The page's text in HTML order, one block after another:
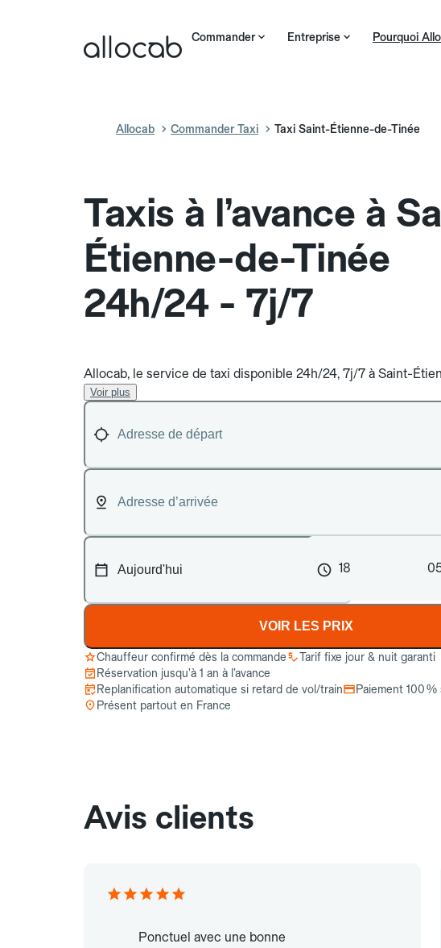
Commander Entreprise Pourquoi
Allocab Commander Taxi Taxi Saint-Étienne-de-Tinée
Taxis à l’avance à
Étienne-de-Tinée
24h/24 - 7j/7
Allocab, le service de taxi disponible 24h/24, 7j/7 à Saint-
Voir plus
18
VOIR LES PRIX
Chauffeur confirmé dès la commande
Tarif fixe jour & nuit garanti
Réservation jusqu’à 1 an à l’avance
Replanification automatique si retard de vol/train
Paiement 100 %
Présent partout en France
Avis clients
Ponctuel avec une bonne